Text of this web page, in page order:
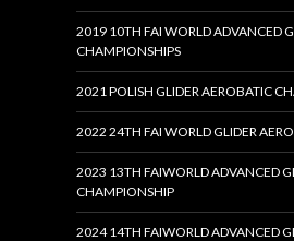
2019 10TH FAI WORLD ADVANCED
CHAMPIONSHIPS
2021 POLISH GLIDER AEROBATIC
2022 24TH FAI WORLD GLIDER
2023 13TH FAIWORLD ADVANCED
CHAMPIONSHIP
2024 14TH FAIWORLD ADVANCED